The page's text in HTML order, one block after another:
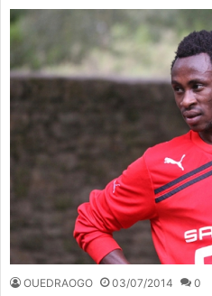
OUEDRAOGO 03/07/2014 0